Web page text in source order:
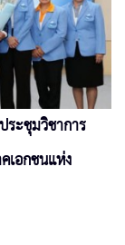
ะชุมวิชาการ
เอกชนแห่ง